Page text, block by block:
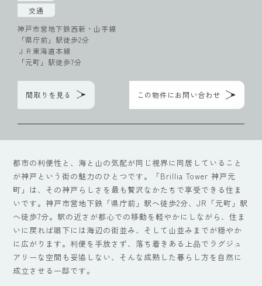
交通
神戸市営地下鉄西新・山手線
「県庁前」駅徒歩2分
ＪＲ東海道本線
「元町」駅徒歩7分
間取りを見る この物件にお問い合わせ
都市の利便性と、海と山の気配が同じ視界に同居していること
が神戸という街の魅力のひとつです。「Brillia Tower 神戸元
町」は、その神戸らしさを最も贅沢なかたちで享受できる住ま
いです。神戸市営地下鉄「県庁前」駅へ徒歩2分、JR「元町」駅
へ徒歩7分。駅の近さが都心での移動を軽やかにしながら、住ま
いに戻れば眼下には海辺の街並み、そして山並みまでが穏やか
に広がります。利便を手放さず、落ち着きある上品でラグジュ
アリーな空間も妥協しない、そんな成熟した暮らし方を自然に
成立させる一邸です。